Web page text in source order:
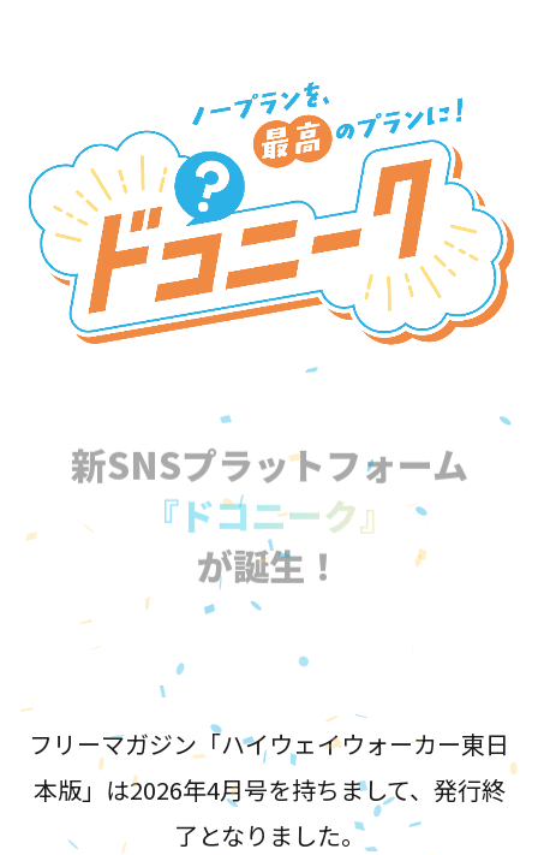
新SNSプラットフォーム
『ドコニーク』
が誕生！
フリーマガジン「ハイウェイウォーカー東日
本版」は2026年4月号を持ちまして、発行終
了となりました。